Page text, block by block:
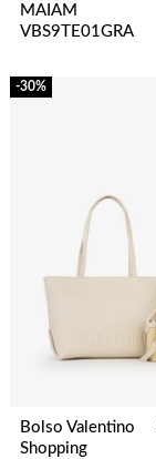
MAIAM
VBS9TE01GRA
-30%
Bolso Valentino
Shopping